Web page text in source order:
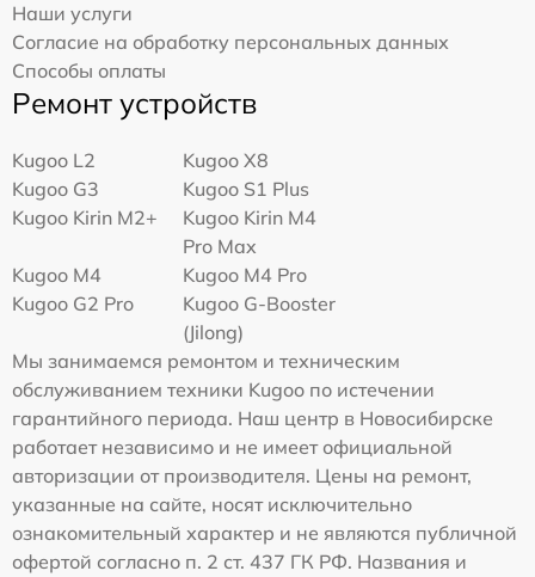
Наши услуги
Согласие на обработку персональных данных
Способы оплаты
Ремонт устройств
Kugoo L2
Kugoo X8
Kugoo G3
Kugoo S1 Plus
Kugoo Kirin M2+
Kugoo Kirin M4
Pro Max
Kugoo M4
Kugoo M4 Pro
Kugoo G2 Pro
Kugoo G-Booster
(Jilong)
Мы занимаемся ремонтом и техническим
обслуживанием техники Kugoo по истечении
гарантийного периода. Наш центр в Новосибирске
работает независимо и не имеет официальной
авторизации от производителя. Цены на ремонт,
указанные на сайте, носят исключительно
ознакомительный характер и не являются публичной
офертой согласно п. 2 ст. 437 ГК РФ. Названия и